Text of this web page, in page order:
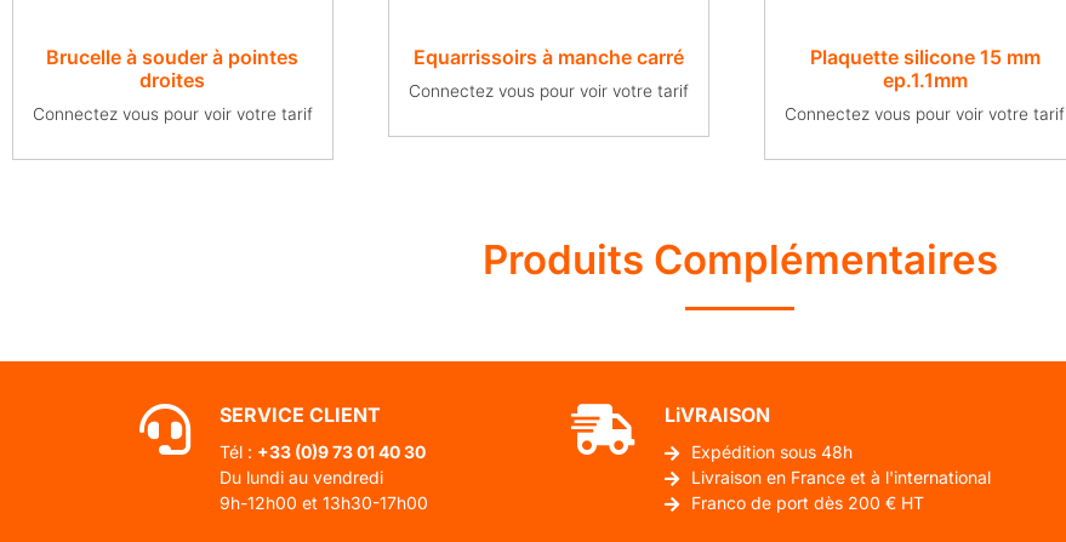
Brucelle à souder à pointes
droites
Connectez vous pour voir votre tarif
Equarrissoirs à manche carré
Connectez vous pour voir votre tarif
Plaquette silicone 15 mm
ep.1.1mm
Connectez vous pour voir votre tarif
Produits Complémentaires
SERVICE CLIENT
Tél : +33 (0)9 73 01 40 30
Du lundi au vendredi
9h-12h00 et 13h30-17h00
LiVRAISON
Expédition sous 48h
Livraison en France et à l'international
Franco de port dès 200 € HT